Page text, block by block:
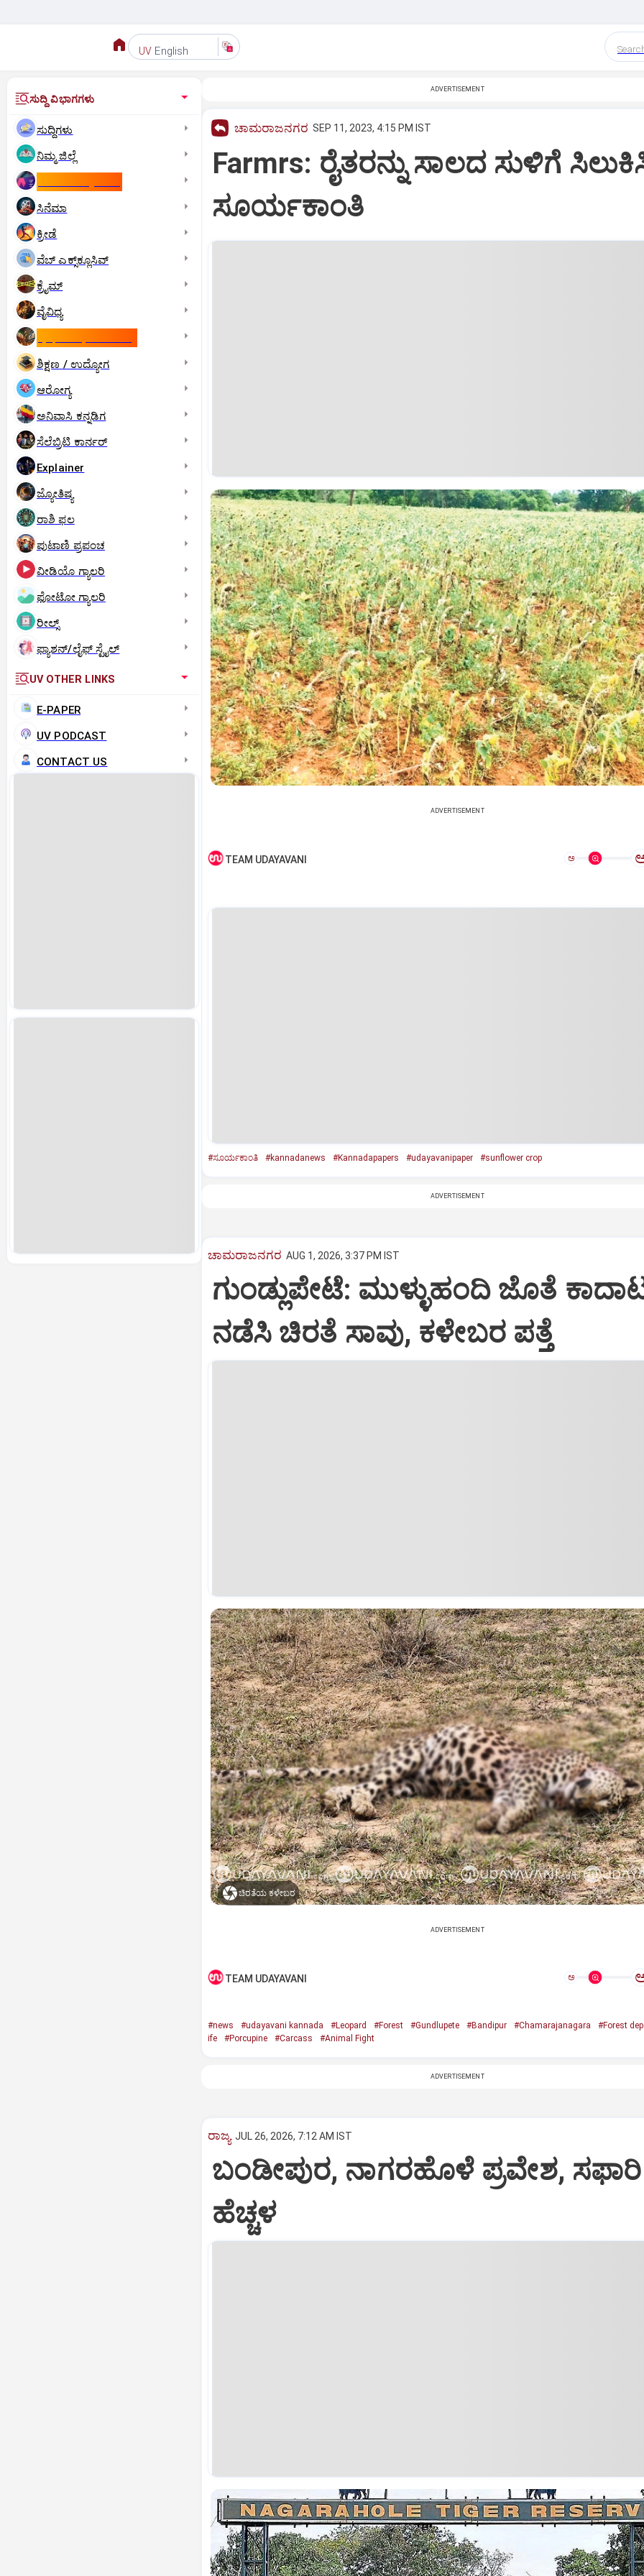
UV English
ಸುದ್ದಿ ವಿಭಾಗಗಳು
ಸುದ್ದಿಗಳು
ನಿಮ್ಮ ಜಿಲ್ಲೆ
ಸಿನೆಮಾ
ಕ್ರೀಡೆ
ವೆಬ್ ಎಕ್ಸ್‌ಕ್ಲೂಸಿವ್
ಕ್ರೈಮ್
ವೈವಿಧ್ಯ
ಶಿಕ್ಷಣ / ಉದ್ಯೋಗ
ಆರೋಗ್ಯ
ಅನಿವಾಸಿ ಕನ್ನಡಿಗ
ಸೆಲೆಬ್ರಿಟಿ ಕಾರ್ನರ್‌
Explainer
ಜ್ಯೋತಿಷ್ಯ
ರಾಶಿ ಫಲ
ಪುಟಾಣಿ ಪ್ರಪಂಚ
ವೀಡಿಯೊ ಗ್ಯಾಲರಿ
ಫೋಟೋ ಗ್ಯಾಲರಿ
ರೀಲ್ಸ್
ಫ್ಯಾಶನ್/ಲೈಫ್‌ ಸ್ಟೈಲ್
UV OTHER LINKS
E-PAPER
UV PODCAST
CONTACT US
ADVERTISEMENT
ಚಾಮರಾಜನಗರ SEP 11, 2023, 4:15 PM IST
Farmrs: ರೈತರನ್ನು ಸಾಲದ ಸುಳಿಗೆ
ಸೂರ್ಯಕಾಂತಿ
ADVERTISEMENT
TEAM UDAYAVANI ಅ
#ಸೂರ್ಯಕಾಂತಿ #kannadanews #Kannadapapers #udayavanipaper #sunflower crop
ADVERTISEMENT
ಚಾಮರಾಜನಗರ AUG 1, 2026, 3:37 PM IST
ಗುಂಡ್ಲುಪೇಟೆ: ಮುಳ್ಳುಹಂದಿ ಜೊತೆ
ನಡೆಸಿ ಚಿರತೆ ಸಾವು, ಕಳೇಬರ ಪತ್ತೆ
ಚಿರತೆಯ ಕಳೇಬರ
ADVERTISEMENT
TEAM UDAYAVANI ಅ
#news #udayavani kannada #Leopard #Forest #Gundlupete #Bandipur #Chamarajanagara
#Forest
ife
#Porcupine #Carcass #Animal Fight
ADVERTISEMENT
ರಾಜ್ಯ JUL 26, 2026, 7:12 AM IST
ಬಂಡೀಪುರ, ನಾಗರಹೊಳೆ ಪ್ರವೇಶ, ಸಫಾರಿ
ಹೆಚ್ಚಳ